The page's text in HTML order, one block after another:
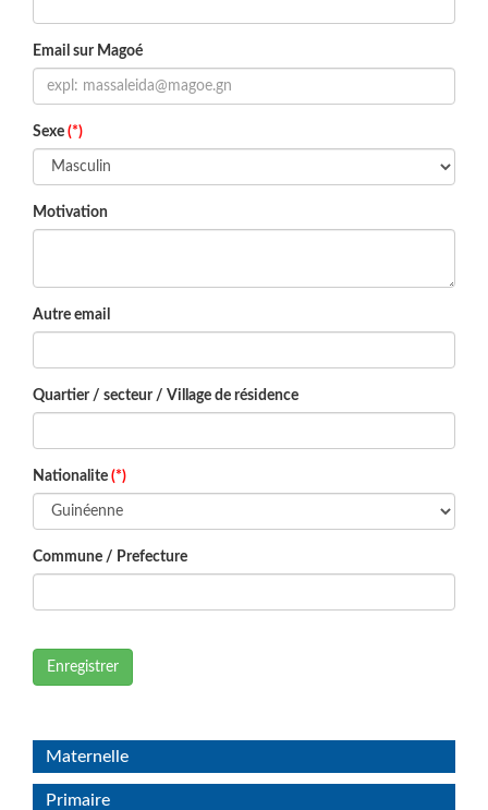
Email sur Magoé
Sexe (*)
Motivation
Autre email
Quartier / secteur / Village de résidence
Nationalite (*)
Commune / Prefecture
Enregistrer
Maternelle
Primaire